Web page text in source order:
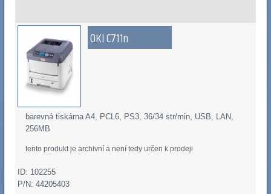
OKI C711n
barevná tiskárna A4, PCL6, PS3, 36/34 str/min, USB, LAN,
256MB
tento produkt je archivní a není tedy určen k prodeji
ID: 102255
P/N: 44205403